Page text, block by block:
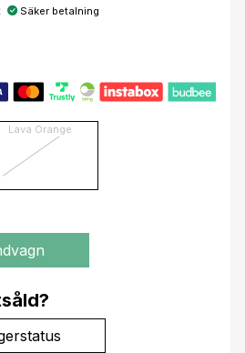
Säker betalning
Lava Orange